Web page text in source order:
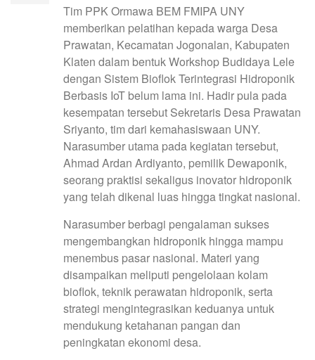
Tim PPK Ormawa BEM FMIPA UNY
memberikan pelatihan kepada warga Desa
Prawatan, Kecamatan Jogonalan, Kabupaten
Klaten dalam bentuk Workshop Budidaya Lele
dengan Sistem Bioflok Terintegrasi Hidroponik
Berbasis IoT belum lama ini. Hadir pula pada
kesempatan tersebut Sekretaris Desa Prawatan
Sriyanto, tim dari kemahasiswaan UNY.
Narasumber utama pada kegiatan tersebut,
Ahmad Ardan Ardiyanto, pemilik Dewaponik,
seorang praktisi sekaligus inovator hidroponik
yang telah dikenal luas hingga tingkat nasional.
Narasumber berbagi pengalaman sukses
mengembangkan hidroponik hingga mampu
menembus pasar nasional. Materi yang
disampaikan meliputi pengelolaan kolam
bioflok, teknik perawatan hidroponik, serta
strategi mengintegrasikan keduanya untuk
mendukung ketahanan pangan dan
peningkatan ekonomi desa.